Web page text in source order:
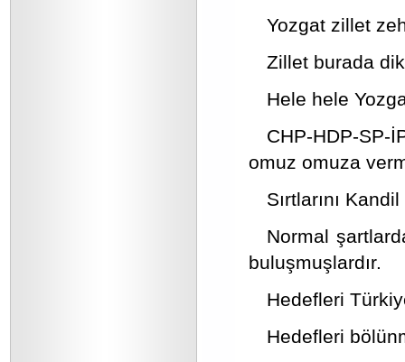
Yozgat zillet
Zillet burada
Hele hele
CHP-HDP-SP-
omuz omuza
Sırtlarını
Normal
buluşmuşlardır.
Hedefleri
Hedefleri